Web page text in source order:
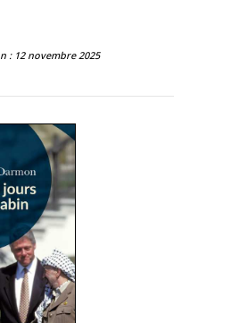
: 12 novembre 2025